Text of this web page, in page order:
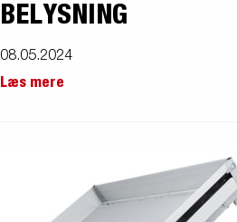
BELYSNING
08.05.2024
Læs mere